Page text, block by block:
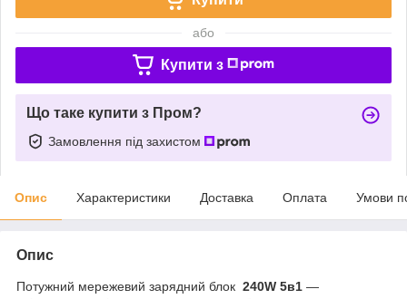
або
Купити з
Що таке купити з Пром?
Замовлення під захистом
Опис Характеристики Доставка Оплата Умови
Опис
Потужний мережевий зарядний блок 240W 5в1 —